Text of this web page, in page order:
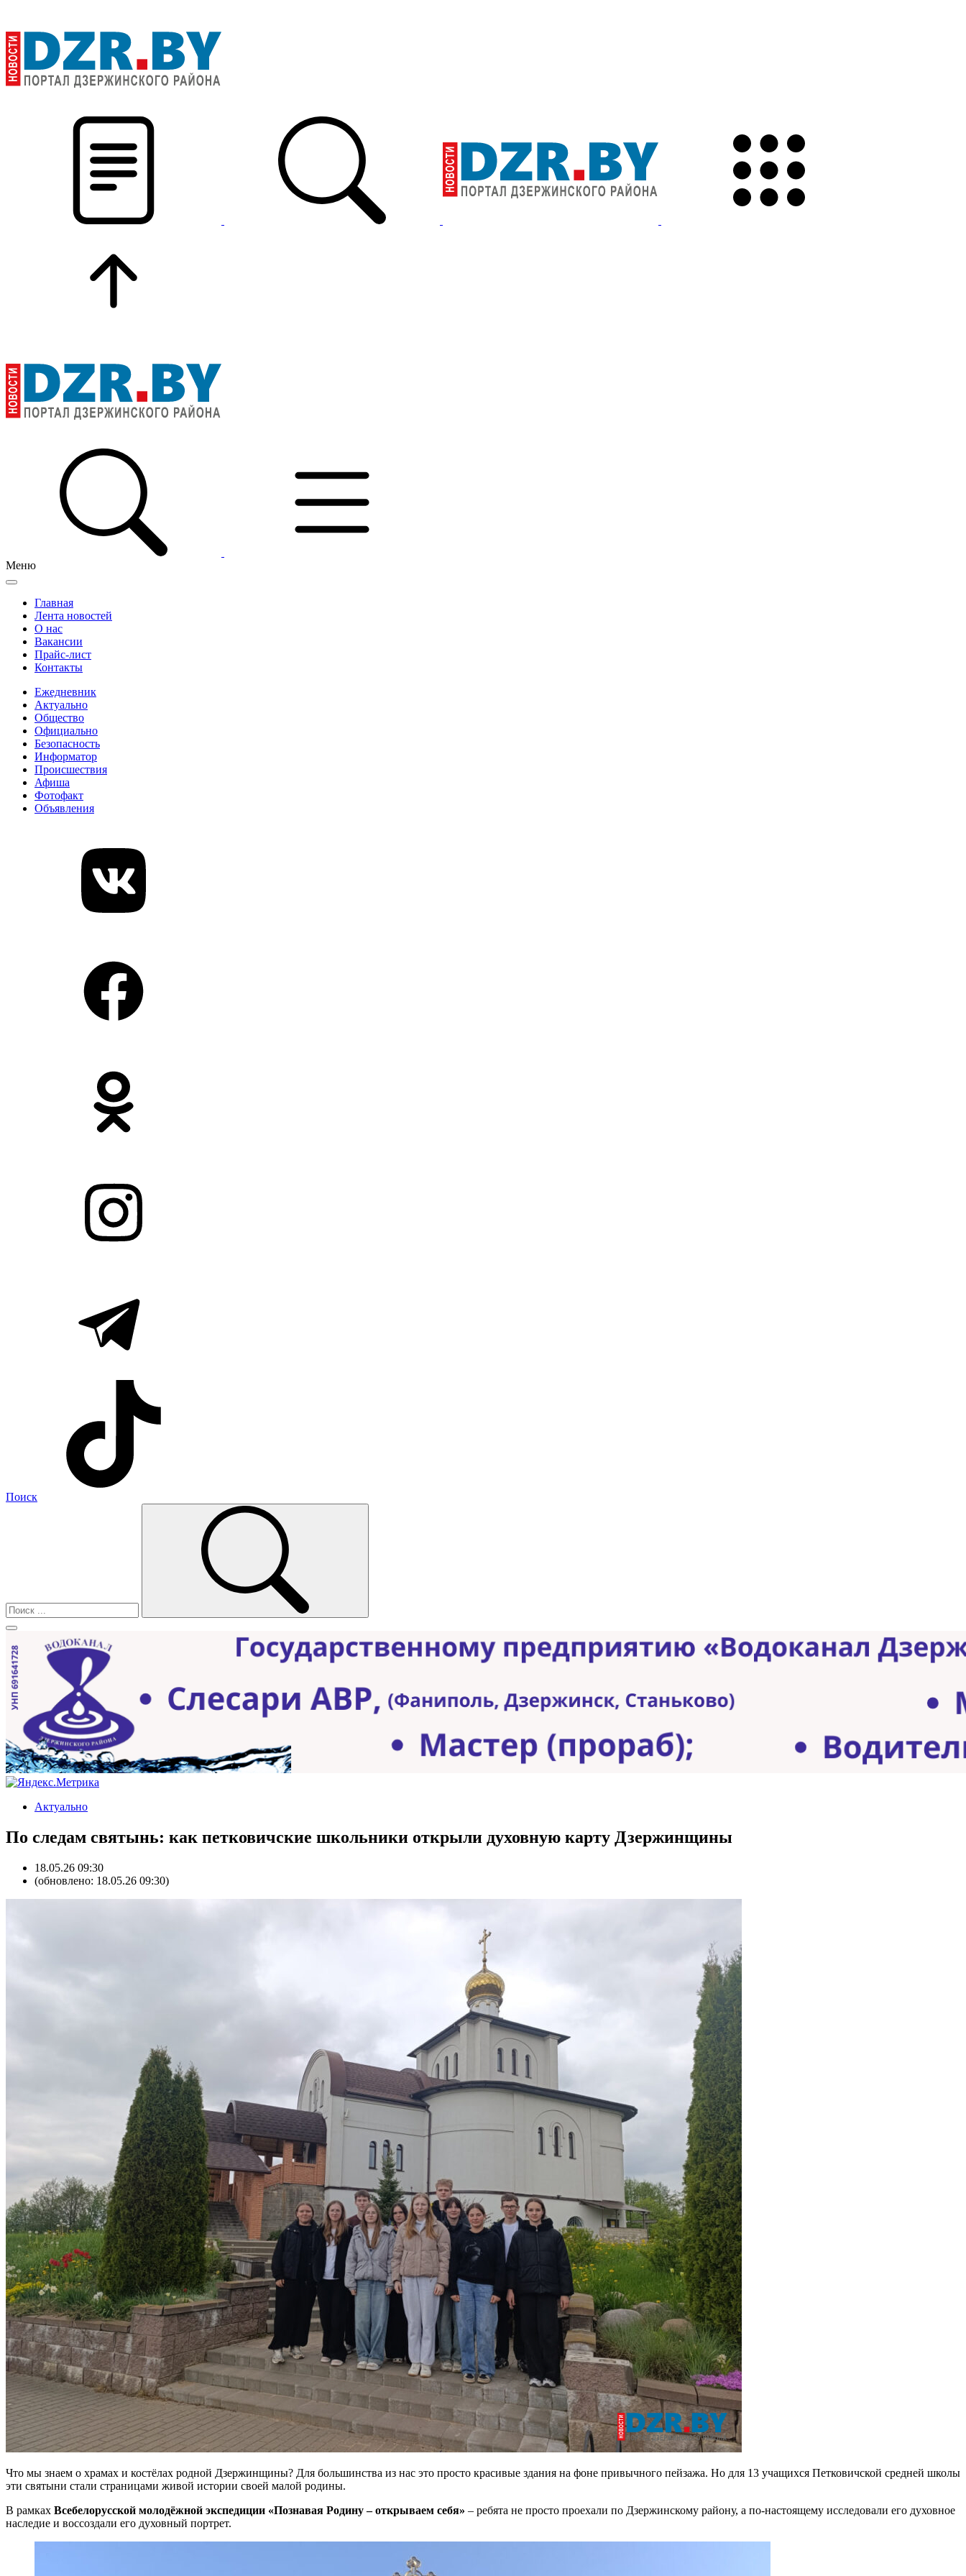
Меню
Главная
Лента новостей
О нас
Вакансии
Прайс-лист
Контакты
Ежедневник
Актуально
Общество
Официально
Безопасность
Информатор
Происшествия
Афиша
Фотофакт
Объявления
Поиск
Актуально
По следам святынь: как петковичские школьники открыли духовную карту Дзержинщины
18.05.26 09:30
(обновлено: 18.05.26 09:30)
Что мы знаем о храмах и костёлах родной Дзержинщины? Для большинства из нас это просто красивые здания на фоне привычного пейзажа. Но для 13 учащихся Петковичской средней школы
эти святыни стали страницами живой истории своей малой родины.
В рамках Всебелорусской молодёжной экспедиции «Познавая Родину – открываем себя» – ребята не просто проехали по Дзержинскому району, а по-настоящему исследовали его духовное
наследие и воссоздали его духовный портрет.